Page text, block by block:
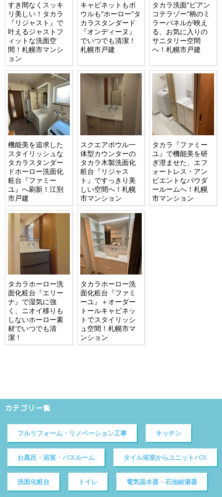
すき間なくスッキ
リ美しい！タカラ
『リジャスト』で
叶えるジャストフ
ィットな洗面空
間！札幌市マンシ
ョン
キャビネットもボ
ウルも“ホーロー”タ
カラスタンダード
『オンディーヌ』
でいつでも清潔！
札幌市戸建
タカラ洗面“ビアン
コテラゾー”柄のミ
ラーパネルが映え
る、お気に入りの
サニタリー空間
へ！札幌市戸建
機能美を追求した
スタイリッシュな
タカラスタンダー
ドホーロー洗面化
粧台『ファミー
ユ』へ刷新！江別
市戸建
スクエアボウル一
体型カウンターの
タカラ木製洗面化
粧台『リジャス
ト』ですっきり美
しい空間へ！札幌
市マンション
タカラ『ファミー
ユ』で機能美を研
ぎ澄ませた、エフ
ォートレス・アン
ビエントなパウダ
ールームへ！札幌
市マンション
タカラホーロー洗
面化粧台『エリー
ナ』で湿気に強
く、ニオイ移りも
しないホーロー素
材でいつでも清
潔！
タカラホーロー洗
面化粧台『ファミ
ーユ』＋オーダー
トールキャビネッ
トでスタイリッシ
ュ空間！札幌市マ
ンション
カテゴリ一覧
フルリフォーム・リノベーション工事 キッチン
お風呂・浴室・バスルーム タイル浴室からユニットバス
洗面化粧台 トイレ 電気温水器・石油給湯器